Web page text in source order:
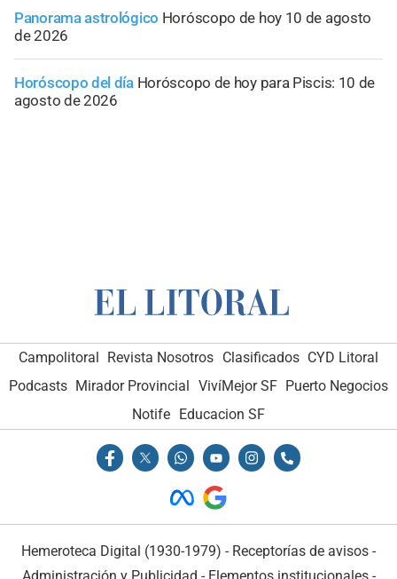
Panorama astrológico Horóscopo de hoy 10 de agosto
de 2026
Horóscopo del día Horóscopo de hoy para Piscis: 10 de
agosto de 2026
Campolitoral Revista Nosotros Clasificados CYD Litoral
Podcasts Mirador Provincial VivíMejor SF Puerto Negocios
Notife
Educacion SF
Hemeroteca Digital (1930-1979) - Receptorías de avisos -